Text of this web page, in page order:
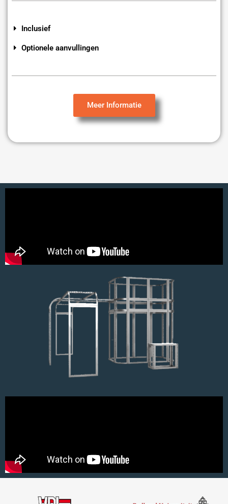
Inclusief
Optionele aanvullingen
Meer Informatie